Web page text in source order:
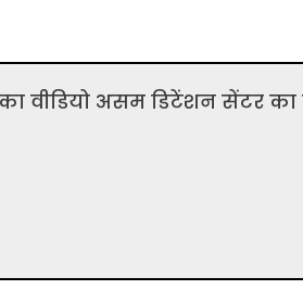
वीडियो असम डिटेंशन सेंटर का